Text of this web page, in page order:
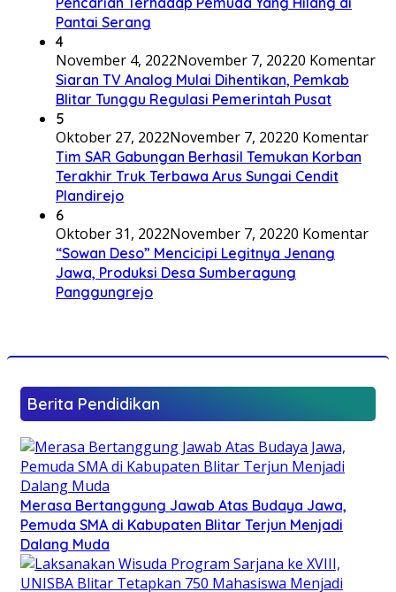
Pantai Serang
4
November 4, 2022November 7, 20220 Komentar
Siaran TV Analog Mulai Dihentikan, Pemkab
Blitar Tunggu Regulasi Pemerintah Pusat
5
Oktober 27, 2022November 7, 20220 Komentar
Tim SAR Gabungan Berhasil Temukan Korban
Terakhir Truk Terbawa Arus Sungai Cendit
Plandirejo
6
Oktober 31, 2022November 7, 20220 Komentar
“Sowan Deso” Mencicipi Legitnya Jenang
Jawa, Produksi Desa Sumberagung
Panggungrejo
Berita Pendidikan
Merasa Bertanggung Jawab Atas Budaya Jawa,
Pemuda SMA di Kabupaten Blitar Terjun Menjadi
Dalang Muda